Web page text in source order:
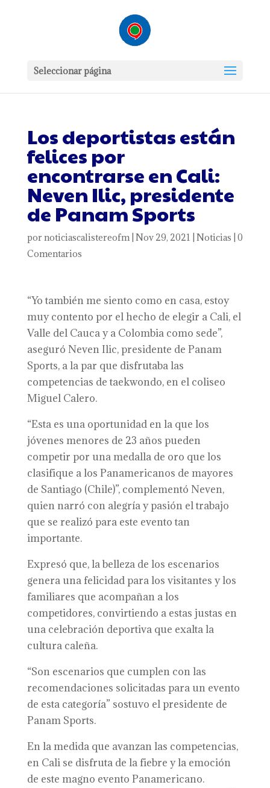
Seleccionar página
Los deportistas están
felices por
encontrarse en Cali:
Neven Ilic, presidente
de Panam Sports
por noticiascalistereofm| Nov 29, 2021 Noticias 0
Comentarios
“Yo también me siento como en casa, estoy
muy contento por el hecho de elegir a Cali, el
Valle del Cauca y a Colombia como sede”,
aseguró Neven Ilic, presidente de Panam
Sports, a la par que disfrutaba las
competencias de taekwondo, en el coliseo
Miguel Calero.
“Esta es una oportunidad en la que los
jóvenes menores de 23 años pueden
competir por una medalla de oro que los
clasifique a los Panamericanos de mayores
de Santiago (Chile)”, complementó Neven,
quien narró con alegría y pasión el trabajo
que se realizó para este evento tan
importante.
Expresó que, la belleza de los escenarios
genera una felicidad para los visitantes y los
familiares que acompañan a los
competidores, convirtiendo a estas justas en
una celebración deportiva que exalta la
cultura caleña.
“Son escenarios que cumplen con las
recomendaciones solicitadas para un evento
de esta categoría” sostuvo el presidente de
Panam Sports.
En la medida que avanzan las competencias,
en Cali se disfruta de la fiebre y la emoción
de este magno evento Panamericano.